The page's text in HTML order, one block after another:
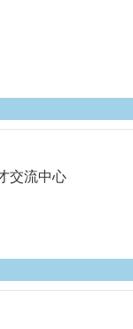
交流中心